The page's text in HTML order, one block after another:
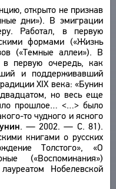
открыто не признав
дни»). В эмиграции
Работал, в первую
формами («Жизнь
(«Темные аллеи»). В
в первую очередь, как
и поддерживавший
XIX века: «Бунин
но весь еще
прошлое… <…> было
то чудного и ясного
. — 2002. — С. 81).
книгами о русских
Толстого», «О
(«Воспоминания»)
Нобелевской